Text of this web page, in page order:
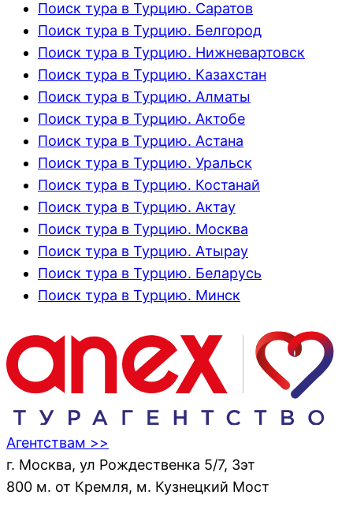
Поиск тура в Турцию. Саратов
Поиск тура в Турцию. Белгород
Поиск тура в Турцию. Нижневартовск
Поиск тура в Турцию. Казахстан
Поиск тура в Турцию. Алматы
Поиск тура в Турцию. Актобе
Поиск тура в Турцию. Астана
Поиск тура в Турцию. Уральск
Поиск тура в Турцию. Костанай
Поиск тура в Турцию. Актау
Поиск тура в Турцию. Москва
Поиск тура в Турцию. Атырау
Поиск тура в Турцию. Беларусь
Поиск тура в Турцию. Минск
Агентствам >>
г. Москва, ул Рождественка 5/7, 3эт
800 м. от Кремля, м. Кузнецкий Мост